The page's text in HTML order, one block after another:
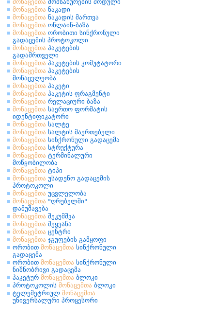
მონაცემთა მომსახურების მოდული
მონაცემთა ნაკადი
მონაცემთა ნაკადის მართვა
მონაცემთა ონლაინ-ბაზა
მონაცემთა ორობითი სინქრონული
გადაცემის პროტოკოლი
მონაცემთა პაკეტების
გადამრთველი
მონაცემთა პაკეტების კომუტატორი
მონაცემთა პაკეტების
მონაცვლეობა
მონაცემთა პაკეტი
მონაცემთა პაკეტის ფრაგმენტი
მონაცემთა რელაციური ბაზა
მონაცემთა საერთო ფორმატის
იდენტიფიკატორი
მონაცემთა სალტე
მონაცემთა სალტის მაერთებელი
მონაცემთა სინქრონული გადაცემა
მონაცემთა სტრუქტურა
მონაცემთა ტერმინალური
მოწყობილობა
მონაცემთა ტიპი
მონაცემთა უსადენო გადაცემის
პროტოკოლი
მონაცემთა უცვლელობა
მონაცემთა "ღრუბელში"
დამუშავება
მონაცემთა შეკუმშვა
მონაცემთა შეყვანა
მონაცემთა ცენტრი
მონაცემთა ჯგუფების გამყოფი
ორობით მონაცემთა სინქრონული
გადაცემა
ორობით მონაცემთა სინქრონული
ნიშნობრივი გადაცემა
პაკეტურ მონაცემთა ბლოკი
პროტოკოლის მონაცემთა ბლოკი
ტელემეტრიულ მონაცემთა
უნივერსალური პროცესორი